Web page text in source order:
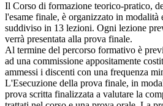
Il Corso di formazione teorico-pratico,
l'esame finale, è organizzato in modalità
suddiviso in 13 lezioni. Ogni lezione
verrà presentata alla prova finale.
Al termine del percorso formativo è
ad una commissione appositamente
ammessi i discenti con una frequenza
L'Esecuzione della prova finale, in
prova scritta finalizzata a valutare la